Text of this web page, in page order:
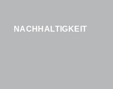
NACHHALTIGKEIT